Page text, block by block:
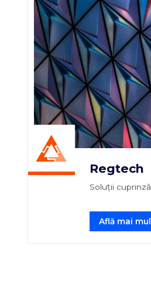
Regtech
Soluții
Află mai